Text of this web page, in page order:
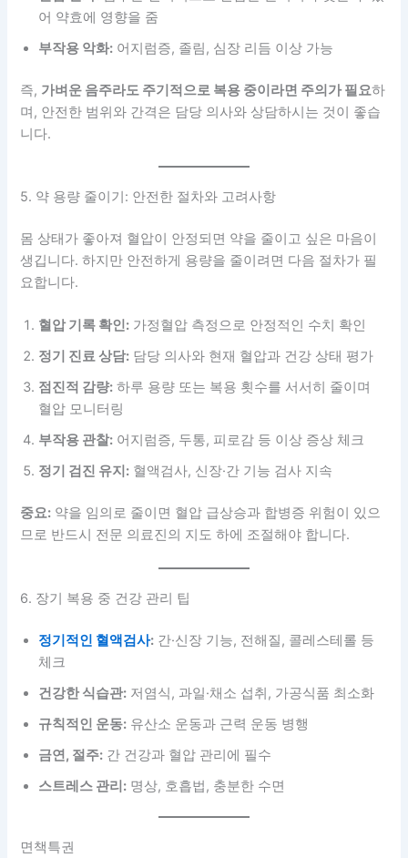
어 약효에 영향을 줌
부작용 악화: 어지럼증, 졸림, 심장 리듬 이상 가능
즉, 가벼운 음주라도 주기적으로 복용 중이라면 주의가 필요하
며, 안전한 범위와 간격은 담당 의사와 상담하시는 것이 좋습
니다.
5. 약 용량 줄이기: 안전한 절차와 고려사항
몸 상태가 좋아져 혈압이 안정되면 약을 줄이고 싶은 마음이
생깁니다. 하지만 안전하게 용량을 줄이려면 다음 절차가 필
요합니다.
혈압 기록 확인: 가정혈압 측정으로 안정적인 수치 확인
정기 진료 상담: 담당 의사와 현재 혈압과 건강 상태 평가
점진적 감량: 하루 용량 또는 복용 횟수를 서서히 줄이며
혈압 모니터링
부작용 관찰: 어지럼증, 두통, 피로감 등 이상 증상 체크
정기 검진 유지: 혈액검사, 신장·간 기능 검사 지속
중요: 약을 임의로 줄이면 혈압 급상승과 합병증 위험이 있으
므로 반드시 전문 의료진의 지도 하에 조절해야 합니다.
6. 장기 복용 중 건강 관리 팁
정기적인 혈액검사: 간·신장 기능, 전해질, 콜레스테롤 등
체크
건강한 식습관: 저염식, 과일·채소 섭취, 가공식품 최소화
규칙적인 운동: 유산소 운동과 근력 운동 병행
금연, 절주: 간 건강과 혈압 관리에 필수
스트레스 관리: 명상, 호흡법, 충분한 수면
면책특권